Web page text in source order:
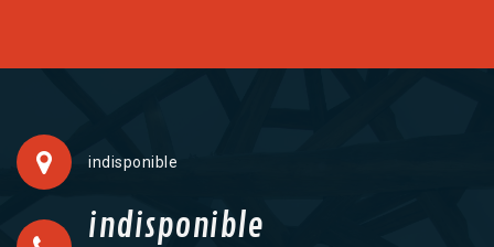
indisponible
indisponible